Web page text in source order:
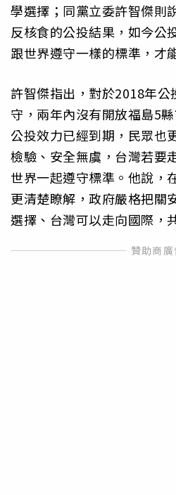
學選擇；同黨立委許智傑則
反核食的公投結果，如今公
跟世界遵守一樣的標準，才
許智傑指出，對於2018年公
守，兩年內沒有開放福島5
公投效力已經到期，民眾也
檢驗、安全無虞，台灣若要
世界一起遵守標準。他說，
更清楚瞭解，政府嚴格把關
選擇、台灣可以走向國際，